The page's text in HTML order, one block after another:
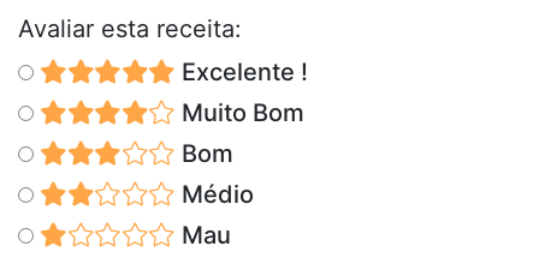
Avaliar esta receita:
Excelente !
Muito Bom
Bom
Médio
Mau